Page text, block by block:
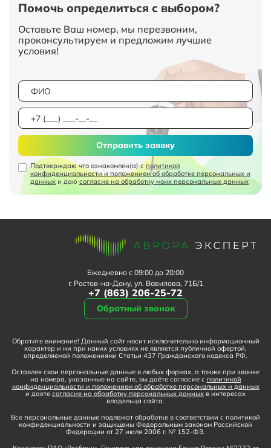
Помочь определиться с выбором?
Оставьте Ваш номер, мы перезвоним,
проконсультируем и предложим лучшие
условия!
Подтверждаю что ознакомлен(а) с политикой
конфиденциальности и положением об обработке персональных и
данных и даю согласие на обработку моих персональных данных
Отправить заявку
Ежедневно с 09:00 до 20:00
г. Ростов-на-Дону, ул. Вавилова, 71Б/1
+7 (863) 206-25-72
Обратный звонок
Обратите внимание! Данный сайт носит исключительно информационный
характер и ни при каких условиях не является публичной офертой,
определяемой положениями Статьи 437 Гражданского кодекса РФ.
Оставляя свои персональные данные в любых формах, а также при звонке
на номера, указанные на сайте, вы даёте согласие с политикой
конфиденциальности и положением об обработке персональных и данных
и даете согласие на обработку персональных данных в интересах
владельца сайта.
Все персональные данные подлежат обработке в соответствии с политикой
конфиденциальности и защищены Федеральным законом Российской
Федерации от 27 июля 2006 г. № 152-ФЗ.